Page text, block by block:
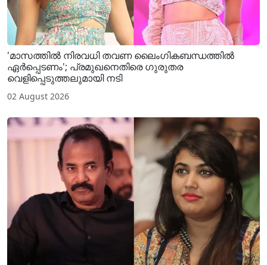
'മാസത്തിൽ നിരവധി തവണ ലൈം​ഗികബന്ധത്തിൽ
ഏർപ്പെടണം'; പ്രമുഖനെതിരെ ​ഗുരുതര
വെളിപ്പെടുത്തലുമായി നടി
02 August 2026